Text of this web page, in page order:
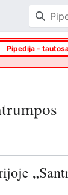
Pipedija -